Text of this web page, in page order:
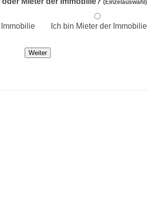
(Einzelauswahl)
Ich bin Mieter der Immobilie
Weiter